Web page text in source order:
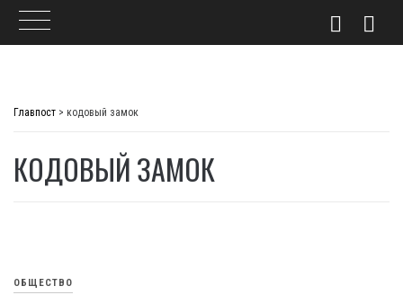
Главпост > кодовый замок
КОДОВЫЙ ЗАМОК
ОБЩЕСТВО